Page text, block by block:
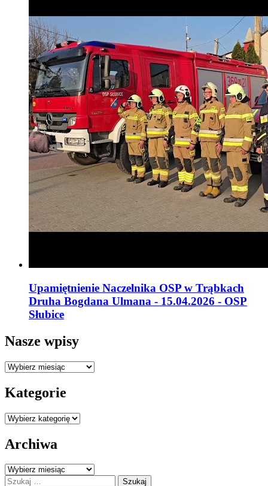
Upamiętnienie Naczelnika OSP w Trąbkach
Druha Bogdana Ulmana - 15.04.2026 - OSP
Słubice
Nasze wpisy
Nasze
Kategorie
Kategorie
Archiwa
Archiwa
Szukaj: